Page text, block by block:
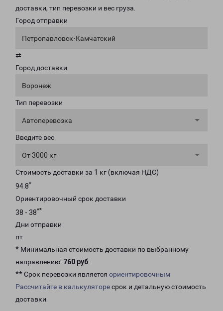
доставки, тип перевозки и вес груза.
Город отправки
Петропавловск-Камчатский
⇄
Город доставки
Воронеж
Тип перевозки
Автоперевозка
Введите вес
От 3000 кг
Стоимость доставки за 1 кг (включая НДС)
94.8*
Ориентировочный срок доставки
38 - 38**
Дни отправки
пт
* Минимальная стоимость доставки по выбранному
направлению: 760 руб.
** Срок перевозки является ориентировочным
Рассчитайте в калькуляторесрок и детальную стоимость
доставки.